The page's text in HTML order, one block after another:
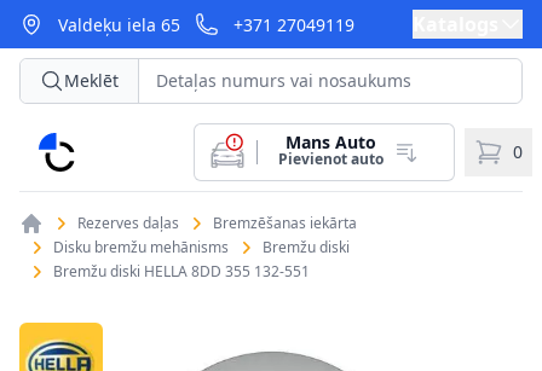
Valdeķu iela 65 +371 27049119
CarParts
Meklēt
Mans Auto
Pievienot auto 0
Rezerves daļas
Bremzēšanas iekārta
Disku bremžu mehānisms
Bremžu diski
Bremžu diski HELLA 8DD 355 132-551